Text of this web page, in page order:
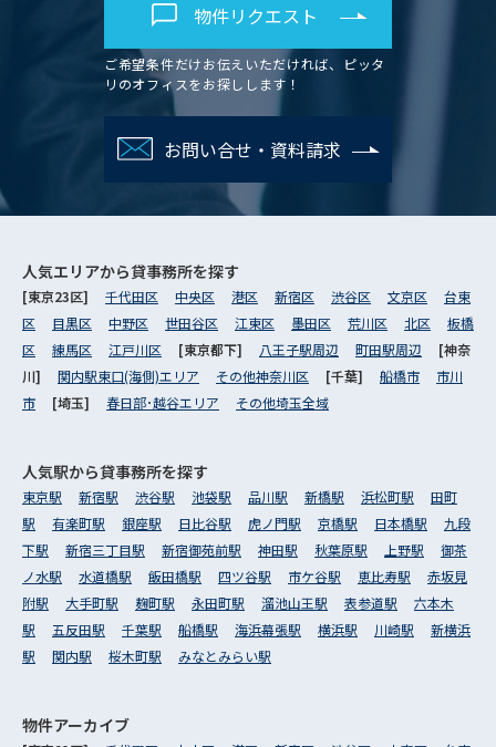
物件リクエスト
ご希望条件だけお伝えいただければ、ピッタ
リのオフィスをお探しします！
お問い合せ・資料請求
人気エリアから貸事務所を探す
[東京23区] 千代田区 中央区 港区 新宿区 渋谷区 文京区
台東
区
目黒区 中野区 世田谷区 江東区 墨田区 荒川区 北区
板橋
区
練馬区 江戸川区 [東京都下] 八王子駅周辺 町田駅周辺
[神奈
川] 関内駅東口(海側)エリア その他神奈川区 [千葉] 船橋市
市川
市
[埼玉] 春日部･越谷エリア その他埼玉全域
人気駅から貸事務所を探す
東京駅 新宿駅 渋谷駅 池袋駅 品川駅 新橋駅 浜松町駅
田町
駅
有楽町駅 銀座駅 日比谷駅 虎ノ門駅 京橋駅 日本橋駅
九段
下駅
新宿三丁目駅 新宿御苑前駅 神田駅 秋葉原駅 上野駅
御茶
ノ水駅
水道橋駅 飯田橋駅 四ツ谷駅 市ケ谷駅 恵比寿駅
赤坂見
附駅
大手町駅 麹町駅 永田町駅 溜池山王駅 表参道駅
六本木
駅
五反田駅 千葉駅 船橋駅 海浜幕張駅 横浜駅 川崎駅
新横浜
駅
関内駅 桜木町駅 みなとみらい駅
物件アーカイブ